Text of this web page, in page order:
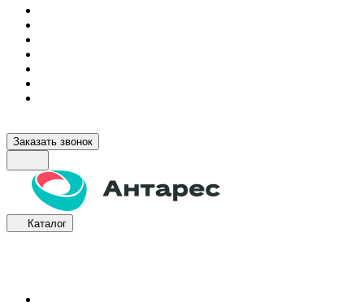
Заказать звонок
Каталог